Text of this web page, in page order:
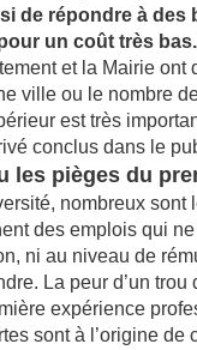
de répondre à des
un coût très bas.
et la Mairie ont
ville ou le nombre
est très
conclus dans le
les pièges du
nombreux sont
des emplois qui
ni au niveau de
La peur d’un trou
expérience
sont à l’origine de